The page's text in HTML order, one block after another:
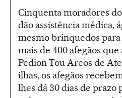
Cinquenta moradores
dão assistência médica,
mesmo brinquedos para
mais de 400 afegãos
Pedion Tou Areos de
ilhas, os afegãos
lhes dá 30 dias de prazo